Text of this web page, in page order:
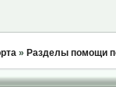
» Разделы помощи